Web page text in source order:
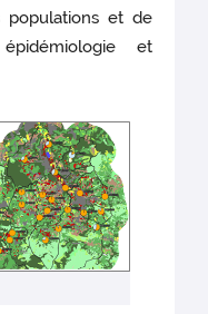
populations et de
et